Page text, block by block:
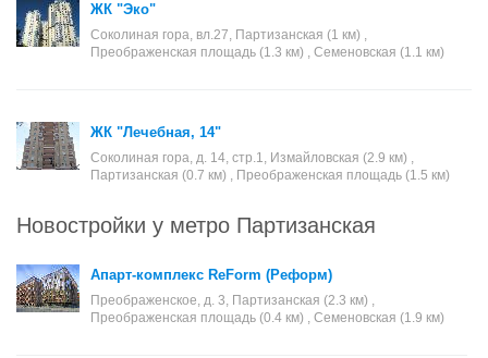
ЖК "Эко"
Соколиная гора, вл.27, Партизанская (1 км) ,
Преображенская площадь (1.3 км) , Семеновская (1.1 км)
ЖК "Лечебная, 14"
Соколиная гора, д. 14, стр.1, Измайловская (2.9 км) ,
Партизанская (0.7 км) , Преображенская площадь (1.5 км)
Новостройки у метро Партизанская
Апарт-комплекс ReForm (Реформ)
Преображенское, д. 3, Партизанская (2.3 км) ,
Преображенская площадь (0.4 км) , Семеновская (1.9 км)